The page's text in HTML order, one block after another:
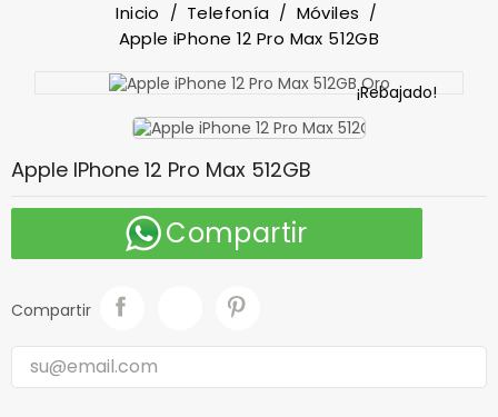
Inicio Telefonía
Móviles
Apple iPhone 12 Pro Max 512GB
¡Rebajado!
Apple IPhone 12 Pro Max 512GB
Compartir
Compartir